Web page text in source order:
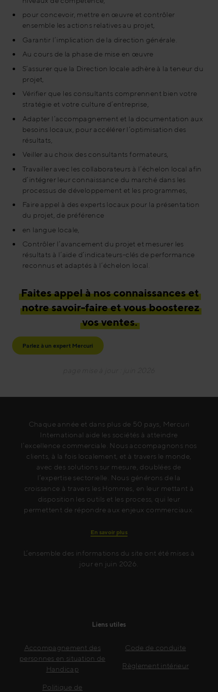
pour concevoir, mettre en œuvre et contrôler
ensemble les actions relatives au projet,
Garantir l’implication de la direction générale.
Au cours de la phase de mise en œuvre
S’assurer que la Direction locale adhère à la teneur du
projet,
Vérifier que les consultants comprennent bien votre
stratégie et votre culture d’entreprise,
Adapter l’accompagnement et la documentation aux
besoins locaux, pour accélérer l’optimisation des
résultats,
Veiller au choix des consultants formateurs,
Travailler avec les collaborateurs à l’échelon local afin
d’intégrer leur connaissance du marché dans les
processus de développement et les programmes,
Faire appel à des experts locaux pour la présentation
du projet, de préférence
en langue locale,
Contrôler l’avancement du projet et mesurer les
résultats à l’aide d’indicateurs-clés de performance
reconnus et adaptés à l’échelon local.
Faites appel à nos connaissances et
notre savoir-faire et vous boosterez
vos ventes.
Parlez à un expert Mercuri
Chaque année et dans plus de 50 pays, Mercuri
International aide les sociétés à atteindre
l’excellence commerciale. Nous accompagnons nos
clients, à la fois localement, et à travers le monde,
avec des solutions sur mesure, doublées de
l’expertise sectorielle. Nous générons de la
croissance à travers les Hommes, en leur mettant à
disposition les outils et les process, qui leur
permettent de répondre aux enjeux commerciaux.
En savoir plus
L’ensemble des informations du site ont été mises à
jour en juin 2026.
Liens utiles
Accompagnement des
personnes en situation de
Handicap
Politique de
Code de conduite
Règlement intérieur